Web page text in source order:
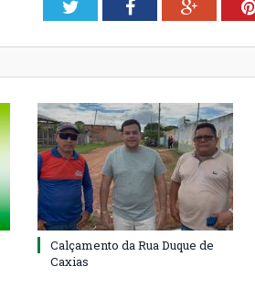
TwitterFacebook
Calçamento da Rua Duque de
Caxias